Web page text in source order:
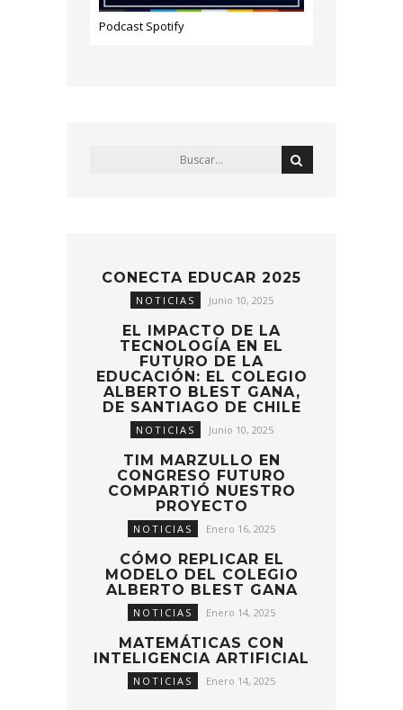
Podcast Spotify
CONECTA EDUCAR 2025
NOTICIAS Junio 10, 2025
EL IMPACTO DE LA
TECNOLOGÍA EN EL
FUTURO DE LA
EDUCACIÓN: EL COLEGIO
ALBERTO BLEST GANA,
DE SANTIAGO DE CHILE
NOTICIAS Junio 10, 2025
TIM MARZULLO EN
CONGRESO FUTURO
COMPARTIÓ NUESTRO
PROYECTO
NOTICIAS Enero 16, 2025
CÓMO REPLICAR EL
MODELO DEL COLEGIO
ALBERTO BLEST GANA
NOTICIAS Enero 14, 2025
MATEMÁTICAS CON
INTELIGENCIA ARTIFICIAL
NOTICIAS Enero 14, 2025